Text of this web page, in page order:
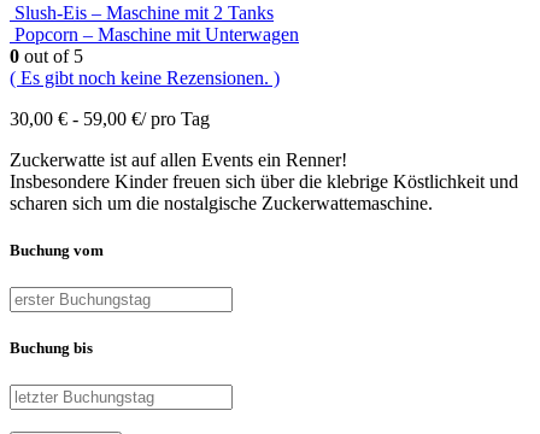
Slush-Eis – Maschine mit 2 Tanks
Popcorn – Maschine mit Unterwagen
0 out of 5
( Es gibt noch keine Rezensionen. )
30,00 € - 59,00 €/ pro Tag
Zuckerwatte ist auf allen Events ein Renner!
Insbesondere Kinder freuen sich über die klebrige Köstlichkeit und
scharen sich um die nostalgische Zuckerwattemaschine.
Buchung vom
Buchung bis